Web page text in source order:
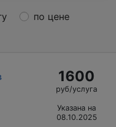
по цене
1600
руб/услуга
Указана на
08.10.2025